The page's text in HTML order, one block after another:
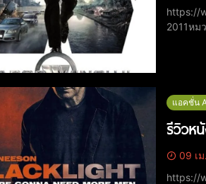
https://
2011​หม
แอคชั่น
รีวิวห
09 เ
https://